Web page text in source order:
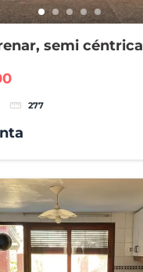
semi céntrica
277